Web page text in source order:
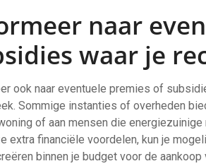
naar
waar je
ook naar eventuele premies of
Sommige instanties of overheden
of aan mensen die
extra financiële voordelen, kun je
binnen je budget voor de